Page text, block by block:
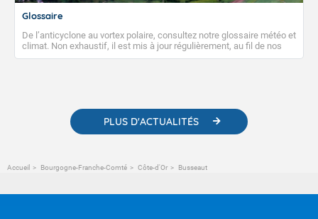
Glossaire
De l’anticyclone au vortex polaire, consultez notre glossaire météo et
climat. Non exhaustif, il est mis à jour régulièrement, au fil de nos
publications. Vous y trouverez également des liens utiles vers nos
PLUS D'ACTUALITÉS
Accueil Bourgogne-Franche-Comté Côte-d'Or Busseaut